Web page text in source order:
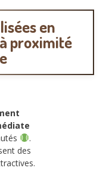
en
proximité
.
des